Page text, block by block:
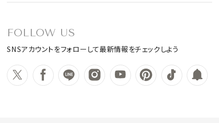
FOLLOW US
SNSアカウントをフォローして最新情報をチェックしよう